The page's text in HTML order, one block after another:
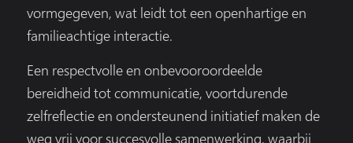
vormgegeven, wat leidt tot een openhartige en
familieachtige interactie.
Een respectvolle en onbevooroordeelde
bereidheid tot communicatie, voortdurende
zelfreflectie en ondersteunend initiatief maken de
weg vrij voor succesvolle samenwerking, waarbij